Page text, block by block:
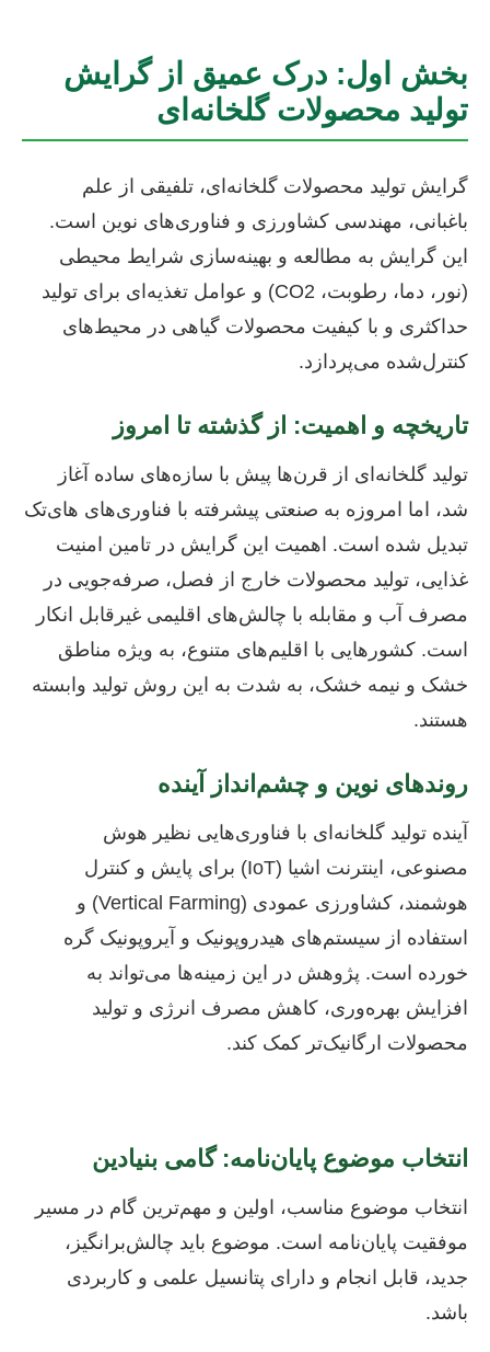
بخش اول: درک عمیق از گرایش
تولید محصولات گلخانه‌ای
گرایش تولید محصولات گلخانه‌ای، تلفیقی از علم
باغبانی، مهندسی کشاورزی و فناوری‌های نوین است.
این گرایش به مطالعه و بهینه‌سازی شرایط محیطی
(نور، دما، رطوبت، CO2) و عوامل تغذیه‌ای برای تولید
حداکثری و با کیفیت محصولات گیاهی در محیط‌های
کنترل‌شده می‌پردازد.
تاریخچه و اهمیت: از گذشته تا امروز
تولید گلخانه‌ای از قرن‌ها پیش با سازه‌های ساده آغاز
شد، اما امروزه به صنعتی پیشرفته با فناوری‌های های‌تک
تبدیل شده است. اهمیت این گرایش در تامین امنیت
غذایی، تولید محصولات خارج از فصل، صرفه‌جویی در
مصرف آب و مقابله با چالش‌های اقلیمی غیرقابل انکار
است. کشورهایی با اقلیم‌های متنوع، به ویژه مناطق
خشک و نیمه خشک، به شدت به این روش تولید وابسته
هستند.
روندهای نوین و چشم‌انداز آینده
آینده تولید گلخانه‌ای با فناوری‌هایی نظیر هوش
مصنوعی، اینترنت اشیا (IoT) برای پایش و کنترل
هوشمند، کشاورزی عمودی (Vertical Farming) و
استفاده از سیستم‌های هیدروپونیک و آیروپونیک گره
خورده است. پژوهش در این زمینه‌ها می‌تواند به
افزایش بهره‌وری، کاهش مصرف انرژی و تولید
محصولات ارگانیک‌تر کمک کند.
انتخاب موضوع پایان‌نامه: گامی بنیادین
انتخاب موضوع مناسب، اولین و مهم‌ترین گام در مسیر
موفقیت پایان‌نامه است. موضوع باید چالش‌برانگیز،
جدید، قابل انجام و دارای پتانسیل علمی و کاربردی
باشد.